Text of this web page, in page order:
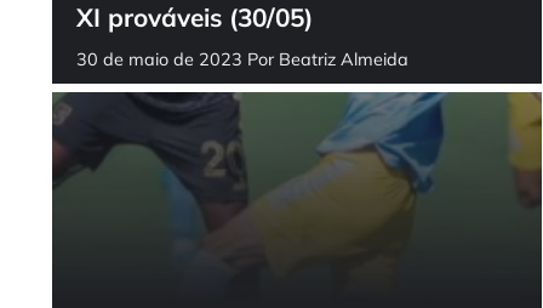
XI prováveis (30/05)
30 de maio de 2023 Por Beatriz Almeida